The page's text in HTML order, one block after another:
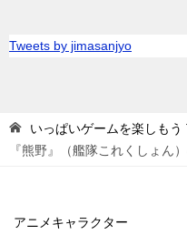
Tweets by jimasanjyo
いっぱいゲームを楽しもう
『熊野』（艦隊これくしょん
アニメキャラクター